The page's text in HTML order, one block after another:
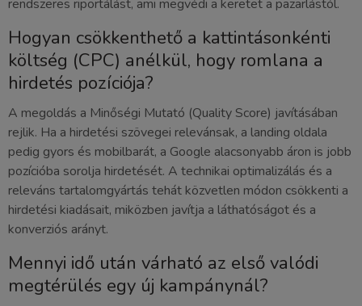
rendszeres riportálást, ami megvédi a keretet a pazarlástól.
Hogyan csökkenthető a kattintásonkénti
költség (CPC) anélkül, hogy romlana a
hirdetés pozíciója?
A megoldás a Minőségi Mutató (Quality Score) javításában
rejlik. Ha a hirdetési szövegei relevánsak, a landing oldala
pedig gyors és mobilbarát, a Google alacsonyabb áron is jobb
pozícióba sorolja hirdetését. A technikai optimalizálás és a
releváns tartalomgyártás tehát közvetlen módon csökkenti a
hirdetési kiadásait, miközben javítja a láthatóságot és a
konverziós arányt.
Mennyi idő után várható az első valódi
megtérülés egy új kampánynál?